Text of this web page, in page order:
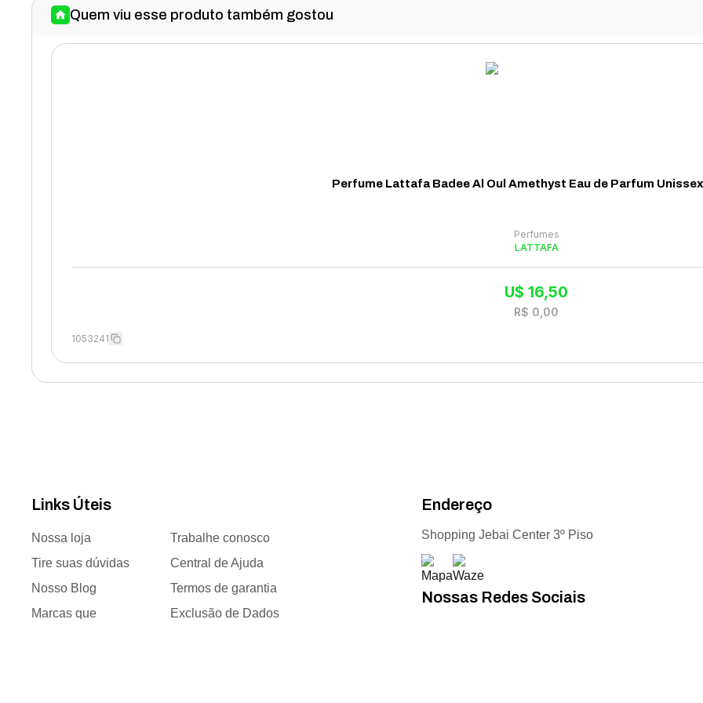
Quem viu esse produto também gostou
Perfume Lattafa Badee Al Oul Amethyst Eau de Parfum Unissex
Perfumes
LATTAFA
U$16,50
R$ 0,00
1053241
Links Úteis
Nossa loja
Trabalhe conosco
Tire suas dúvidas
Central de Ajuda
Nosso Blog
Termos de garantia
Marcas que
Exclusão de Dados
Endereço
Shopping Jebai Center 3º Piso
Nossas Redes Sociais